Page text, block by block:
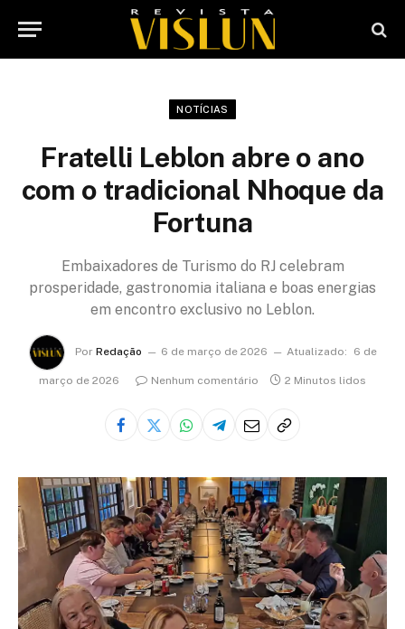
NOTÍCIAS
Fratelli Leblon abre o ano
com o tradicional Nhoque da
Fortuna
Embaixadores de Turismo do RJ celebram
prosperidade, gastronomia italiana e boas energias
em encontro exclusivo no Leblon.
Por Redação 6 de março de 2026 Atualizado: 6 de
março de 2026 Nenhum comentário 2 Minutos lidos